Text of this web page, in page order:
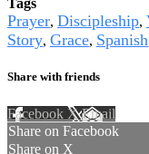
Prayer, Discipleship,
Story, Grace, Spanish
Share with friends
Facebook XEmail
Share on Facebook
Share on X